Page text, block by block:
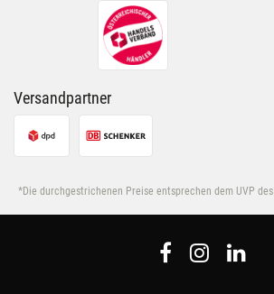
Versandpartner
*Die durchgestrichenen Preise entsprechen dem UVP